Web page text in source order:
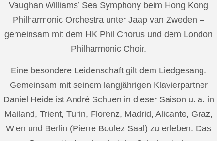
Vaughan Williams’ Sea Symphony beim Hong Kong
Philharmonic Orchestra unter Jaap van Zweden –
gemeinsam mit dem HK Phil Chorus und dem London
Philharmonic Choir.
Eine besondere Leidenschaft gilt dem Liedgesang.
Gemeinsam mit seinem langjährigen Klavierpartner
Daniel Heide ist Andrè Schuen in dieser Saison u. a. in
Mailand, Trient, Turin, Florenz, Madrid, Alicante, Graz,
Wien und Berlin (Pierre Boulez Saal) zu erleben. Das